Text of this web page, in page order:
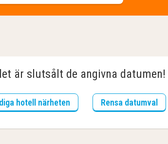
är slutsålt de angivna datumen!
hotell närheten Rensa datumval